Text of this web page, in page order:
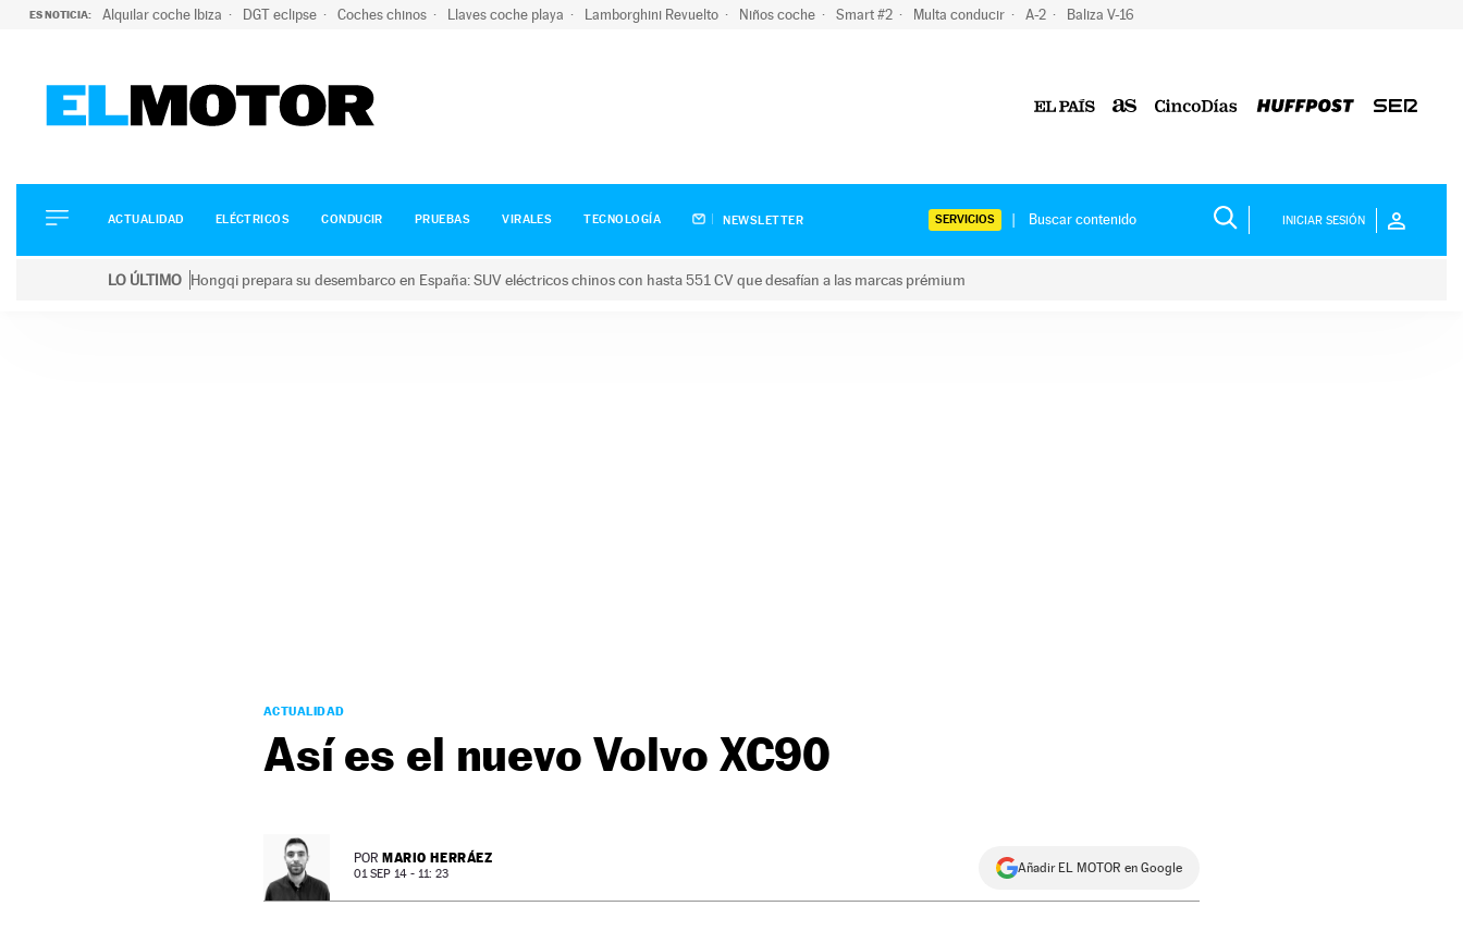
ES NOTICIA: Alquilar coche Ibiza DGT eclipse Coches chinos Llaves coche playa Lamborghini Revuelto Niños coche Smart #2 Multa conducir A-2 Baliza V-16
ELÉCTRICOS
CONDUCIR
ACTUALIDAD ELÉCTRICOS CONDUCIR PRUEBAS VIRALES TECNOLOGÍA NEWSLETTER SERVICIOS INICIAR SESIÓN
LO ÚLTIMO Hongqi prepara su desembarco en España: SUV eléctricos chinos con hasta 551 CV que desafían a las marcas prémium
ACTUALIDAD
Así es el nuevo Volvo XC90
POR MARIO HERRÁEZ
01 SEP 14 - 11: 23 Añadir EL MOTOR en Google